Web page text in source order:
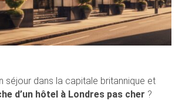
séjour dans la capitale britannique et
d’un hôtel à Londres pas cher ?